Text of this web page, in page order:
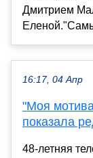
Дмитрием
16:17, 04 Апр
"Моя
показала
48-летняя